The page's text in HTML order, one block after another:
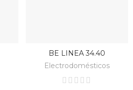
BAJO PEDIDO
BE LINEA 34.40
Electrodomésticos